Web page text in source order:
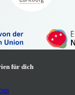
für dich